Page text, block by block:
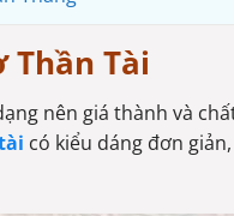
Tài
nên giá thành và
có kiểu dáng đơn